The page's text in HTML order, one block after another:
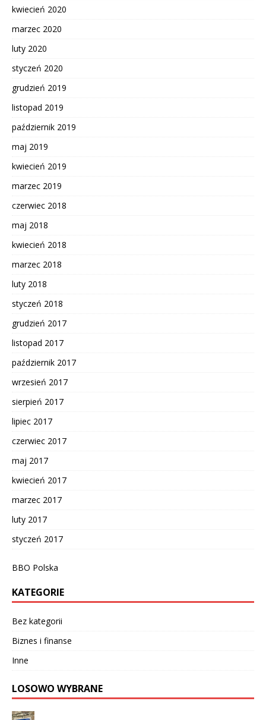
kwiecień 2020
marzec 2020
luty 2020
styczeń 2020
grudzień 2019
listopad 2019
październik 2019
maj 2019
kwiecień 2019
marzec 2019
czerwiec 2018
maj 2018
kwiecień 2018
marzec 2018
luty 2018
styczeń 2018
grudzień 2017
listopad 2017
październik 2017
wrzesień 2017
sierpień 2017
lipiec 2017
czerwiec 2017
maj 2017
kwiecień 2017
marzec 2017
luty 2017
styczeń 2017
BBO Polska
KATEGORIE
Bez kategorii
Biznes i finanse
Inne
LOSOWO WYBRANE